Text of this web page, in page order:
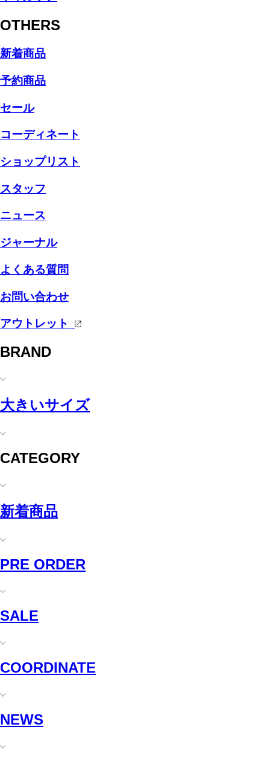
OTHERS
新着商品
予約商品
セール
コーディネート
ショップリスト
スタッフ
ニュース
ジャーナル
よくある質問
お問い合わせ
アウトレット
BRAND
大きいサイズ
CATEGORY
新着商品
PRE ORDER
SALE
COORDINATE
NEWS